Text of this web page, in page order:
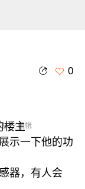
0
编辑
楼主
示一下他的功
器，有人会